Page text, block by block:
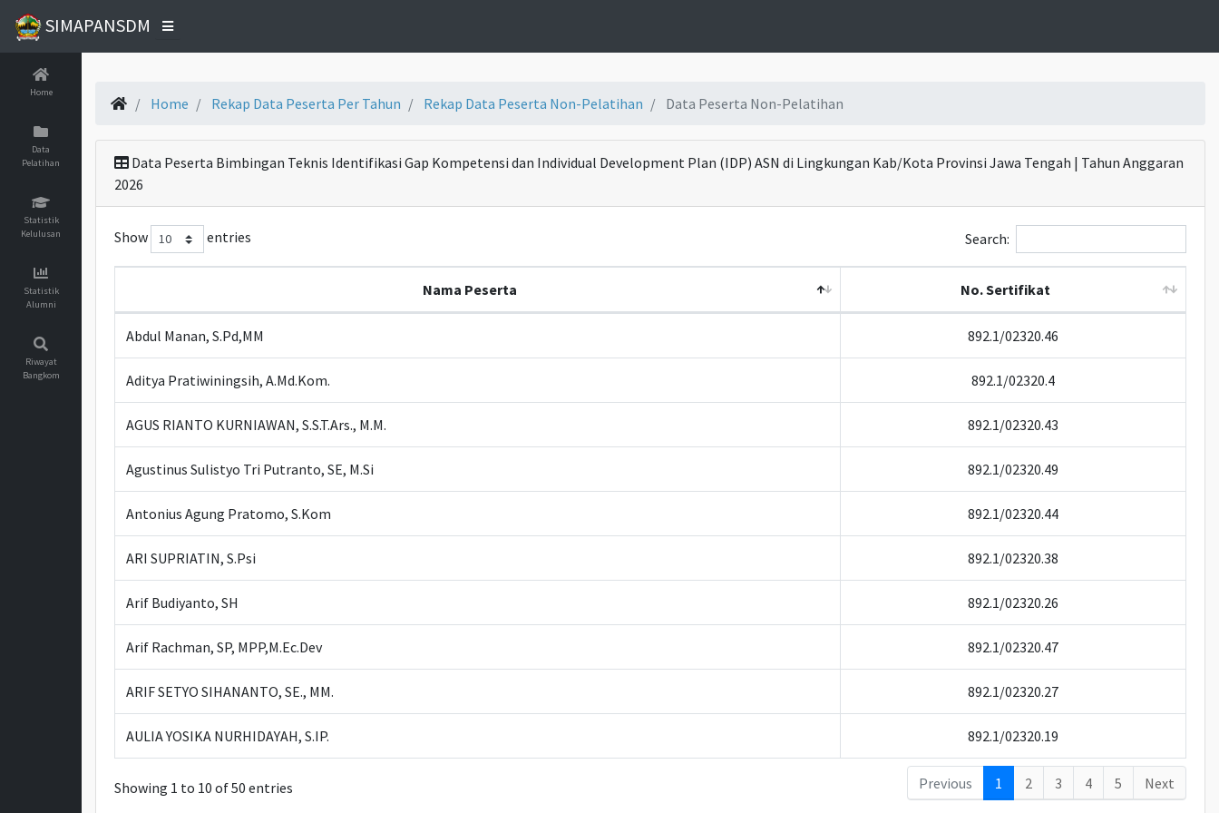
SIMAPANSDM
Home
Data
Pelatihan
Statistik
Kelulusan
Statistik
Alumni
Riwayat
Bangkom
Home Rekap Data Peserta Per Tahun Rekap Data Peserta Non-Pelatihan Data Peserta Non-Pelatihan
Data Peserta Bimbingan Teknis Identifikasi Gap Kompetensi dan Individual Development Plan (IDP) ASN di Lingkungan Kab/Kota Provinsi Jawa Tengah | Tahun Anggaran
2026
Show entries Search:
Nama Peserta No. Sertifikat
Abdul Manan, S.Pd,MM 892.1/02320.46
Aditya Pratiwiningsih, A.Md.Kom. 892.1/02320.4
AGUS RIANTO KURNIAWAN, S.S.T.Ars., M.M. 892.1/02320.43
Agustinus Sulistyo Tri Putranto, SE, M.Si 892.1/02320.49
Antonius Agung Pratomo, S.Kom 892.1/02320.44
ARI SUPRIATIN, S.Psi 892.1/02320.38
Arif Budiyanto, SH 892.1/02320.26
Arif Rachman, SP, MPP,M.Ec.Dev 892.1/02320.47
ARIF SETYO SIHANANTO, SE., MM. 892.1/02320.27
AULIA YOSIKA NURHIDAYAH, S.IP. 892.1/02320.19
Showing 1 to 10 of 50 entries Previous 1 2 3 4 5 Next